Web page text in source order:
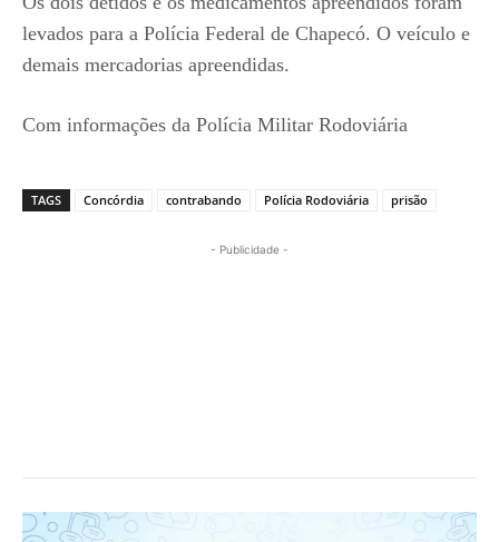
levados para a Polícia Federal de Chapecó. O veículo e
demais mercadorias apreendidas.
Com informações da Polícia Militar Rodoviária
TAGS Concórdia contrabando Polícia Rodoviária prisão
- Publicidade -